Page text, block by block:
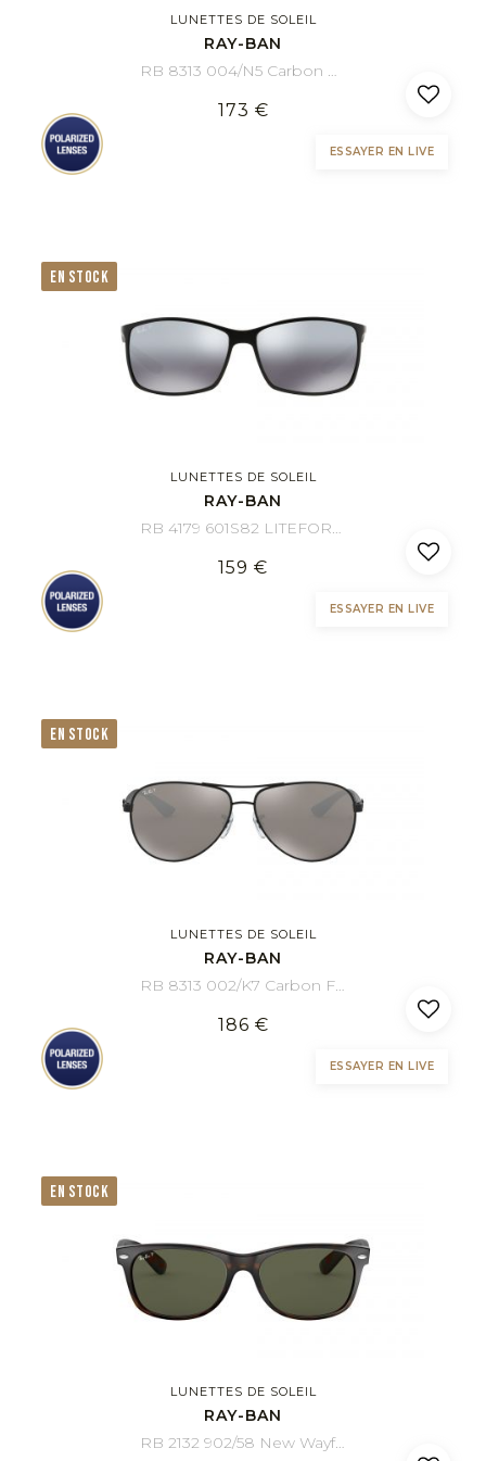
LUNETTES DE SOLEIL
RAY-BAN
RB 8313 004/N5 Carbon Fibre 61/13
173 €
ESSAYER EN LIVE
EN STOCK
LUNETTES DE SOLEIL
RAY-BAN
RB 4179 601S82 LITEFORCE 62/13
159 €
ESSAYER EN LIVE
EN STOCK
LUNETTES DE SOLEIL
RAY-BAN
RB 8313 002/K7 Carbon Fibre 61/13
186 €
ESSAYER EN LIVE
EN STOCK
LUNETTES DE SOLEIL
RAY-BAN
RB 2132 902/58 New Wayfarer 58/18